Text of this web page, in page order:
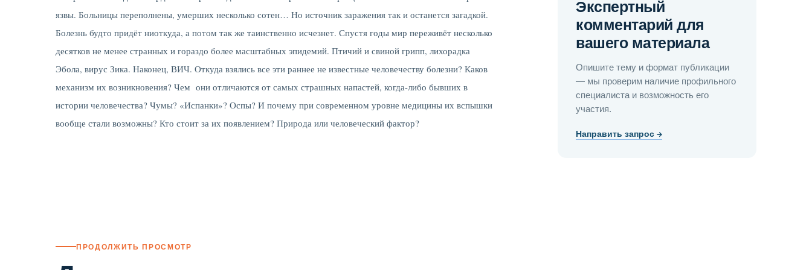
язвы. Больницы переполнены, умерших несколько сотен… Но источник заражения так и останется загадкой.
Болезнь будто придёт ниоткуда, а потом так же таинственно исчезнет. Спустя годы мир переживёт несколько
десятков не менее странных и гораздо более масштабных эпидемий. Птичий и свиной грипп, лихорадка
Эбола, вирус Зика. Наконец, ВИЧ. Откуда взялись все эти раннее не известные человечеству болезни? Каков
механизм их возникновения? Чем они отличаются от самых страшных напастей, когда-либо бывших в
истории человечества? Чумы? «Испанки»? Оспы? И почему при современном уровне медицины их вспышки
вообще стали возможны? Кто стоит за их появлением? Природа или человеческий фактор?
Экспертный
комментарий для
вашего материала
Опишите тему и формат публикации
— мы проверим наличие профильного
специалиста и возможность его
участия.
Направить запрос →
ПРОДОЛЖИТЬ ПРОСМОТР